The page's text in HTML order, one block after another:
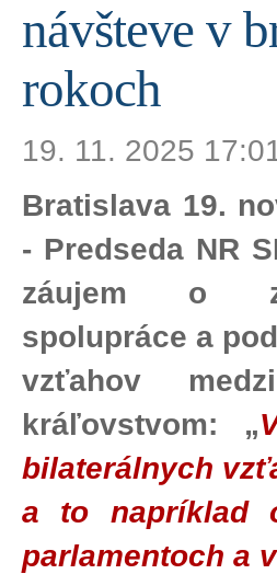
návšteve v
rokoch
19. 11. 2025
Bratislava 19.
- Predseda NR
záujem o
spolupráce a
vzťahov
kráľovstvom: „
bilaterálnych
a to napríklad
parlamentoch a